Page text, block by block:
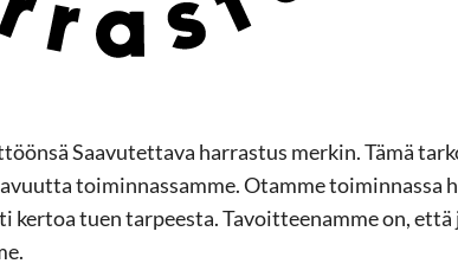
Saa­vu­tet­ta­va har­ras­tus mer­kin. Tämä
toi­min­nas­sam­me. Otam­me toi­min­nas­sa
tuen tar­pees­ta. Ta­voit­tee­nam­me on,